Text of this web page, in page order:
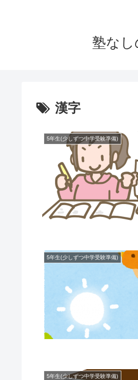
塾なし
漢字
5年生(少しずつ中学受験準備)
5年生(少しずつ中学受験準備)
5年生(少しずつ中学受験準備)